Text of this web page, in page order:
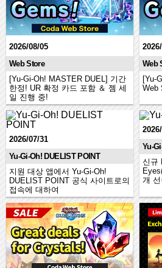
2026/08/05
Web Store
[Yu-Gi-Oh! MASTER DUEL] 기간
한정! UR 확정 카드 포함 ＆ 젬 세
일 진행 중!
Web
[Yu-
Web
2026/07/31
Yu-Gi-Oh! DUELIST POINT
지원 대상 앱에서 Yu‑Gi‑Oh!
DUELIST POINT 공식 사이트로의
접속에 대하여
Yu-
신규
개